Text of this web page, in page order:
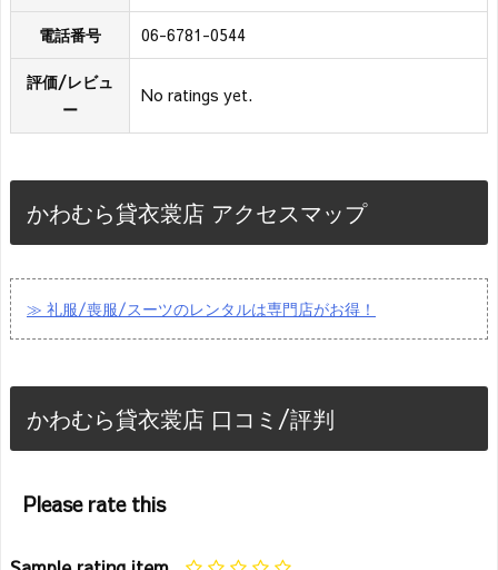
電話番号 06-6781-0544
評価/レビュ
ー
No ratings yet.
かわむら貸衣裳店 アクセスマップ
≫ 礼服/喪服/スーツのレンタルは専門店がお得！
かわむら貸衣裳店 口コミ/評判
Please rate this